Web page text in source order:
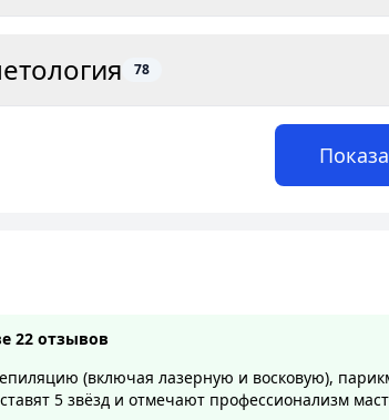
78
22 отзывов
(включая лазерную и восковую),
5 звёзд и отмечают профессионализм